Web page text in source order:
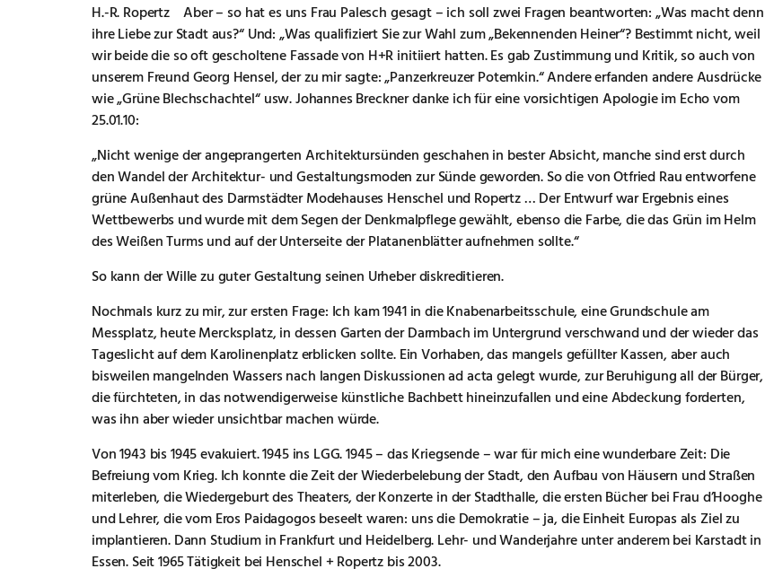
H.-R. Ropertz Aber – so hat es uns Frau Palesch gesagt – ich soll zwei Fragen beantworten: „Was macht denn
ihre Liebe zur Stadt aus?“ Und: „Was qualifiziert Sie zur Wahl zum „Bekennenden Heiner“? Bestimmt nicht, weil
wir beide die so oft gescholtene Fassade von H+R initiiert hatten. Es gab Zustimmung und Kritik, so auch von
unserem Freund Georg Hensel, der zu mir sagte: „Panzerkreuzer Potemkin.“ Andere erfanden andere Ausdrücke
wie „Grüne Blechschachtel“ usw. Johannes Breckner danke ich für eine vorsichtigen Apologie im Echo vom
25.01.10:
„Nicht wenige der angeprangerten Architektursünden geschahen in bester Absicht, manche sind erst durch
den Wandel der Architektur- und Gestaltungsmoden zur Sünde geworden. So die von Otfried Rau entworfene
grüne Außenhaut des Darmstädter Modehauses Henschel und Ropertz … Der Entwurf war Ergebnis eines
Wettbewerbs und wurde mit dem Segen der Denkmalpflege gewählt, ebenso die Farbe, die das Grün im Helm
des Weißen Turms und auf der Unterseite der Platanenblätter aufnehmen sollte.“
So kann der Wille zu guter Gestaltung seinen Urheber diskreditieren.
Nochmals kurz zu mir, zur ersten Frage: Ich kam 1941 in die Knabenarbeitsschule, eine Grundschule am
Messplatz, heute Mercksplatz, in dessen Garten der Darmbach im Untergrund verschwand und der wieder das
Tageslicht auf dem Karolinenplatz erblicken sollte. Ein Vorhaben, das mangels gefüllter Kassen, aber auch
bisweilen mangelnden Wassers nach langen Diskussionen ad acta gelegt wurde, zur Beruhigung all der Bürger,
die fürchteten, in das notwendigerweise künstliche Bachbett hineinzufallen und eine Abdeckung forderten,
was ihn aber wieder unsichtbar machen würde.
Von 1943 bis 1945 evakuiert. 1945 ins LGG. 1945 – das Kriegsende – war für mich eine wunderbare Zeit: Die
Befreiung vom Krieg. Ich konnte die Zeit der Wiederbelebung der Stadt, den Aufbau von Häusern und Straßen
miterleben, die Wiedergeburt des Theaters, der Konzerte in der Stadthalle, die ersten Bücher bei Frau d’Hooghe
und Lehrer, die vom Eros Paidagogos beseelt waren: uns die Demokratie – ja, die Einheit Europas als Ziel zu
implantieren. Dann Studium in Frankfurt und Heidelberg. Lehr- und Wanderjahre unter anderem bei Karstadt in
Essen. Seit 1965 Tätigkeit bei Henschel + Ropertz bis 2003.